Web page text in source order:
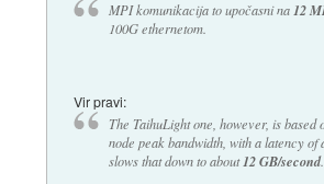
MPI komunikacija to upočasni na12
100G ethernetom.
Vir pravi:
The TaihuLight one, however, is
node peak bandwidth, with a latency
slows that down to about12 GB/second.